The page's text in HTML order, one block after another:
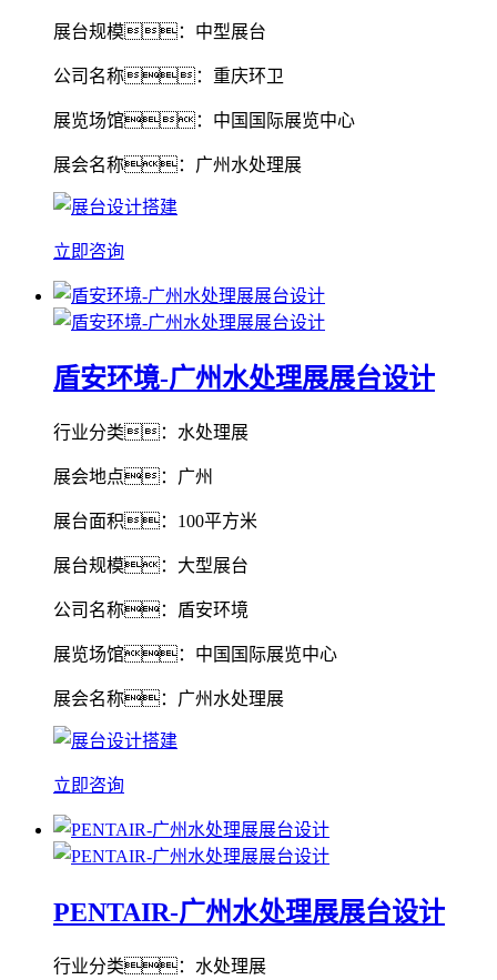
展台规模：中型展台
公司名称：重庆环卫
展览场馆：中国国际展览中心
展会名称：广州水处理展
立即咨询
盾安环境-广州水处理展展台设计
行业分类：水处理展
展会地点：广州
展台面积：100平方米
展台规模：大型展台
公司名称：盾安环境
展览场馆：中国国际展览中心
展会名称：广州水处理展
立即咨询
PENTAIR-广州水处理展展台设计
行业分类：水处理展